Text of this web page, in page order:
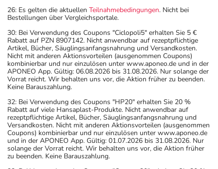
26: Es gelten die aktuellen Teilnahmebedingungen. Nicht bei
Bestellungen über Vergleichsportale.
30: Bei Verwendung des Coupons "Ciclopoli5" erhalten Sie 5 €
Rabatt auf PZN 8907142. Nicht anwendbar auf rezeptpflichtige
Artikel, Bücher, Säuglingsanfangsnahrung und Versandkosten.
Nicht mit anderen Aktionsvorteilen (ausgenommen Coupons)
kombinierbar und nur einzulösen unter www.aponeo.de und in der
APONEO App. Gültig: 06.08.2026 bis 31.08.2026. Nur solange der
Vorrat reicht. Wir behalten uns vor, die Aktion früher zu beenden.
Keine Barauszahlung.
32: Bei Verwendung des Coupons "HP20" erhalten Sie 20 %
Rabatt auf viele Hansaplast-Produkte. Nicht anwendbar auf
rezeptpflichtige Artikel, Bücher, Säuglingsanfangsnahrung und
Versandkosten. Nicht mit anderen Aktionsvorteilen (ausgenommen
Coupons) kombinierbar und nur einzulösen unter www.aponeo.de
und in der APONEO App. Gültig: 01.07.2026 bis 31.08.2026. Nur
solange der Vorrat reicht. Wir behalten uns vor, die Aktion früher
zu beenden. Keine Barauszahlung.